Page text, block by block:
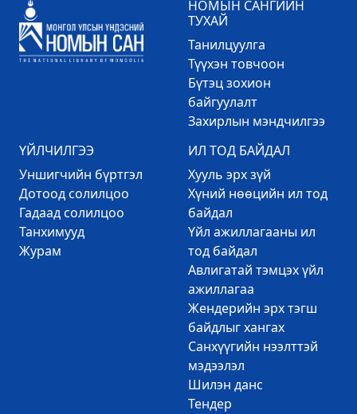
НОМЫН САНГИЙН
ТУХАЙ
Танилцуулга
Түүхэн товчоон
Бүтэц зохион
байгуулалт
Захирлын мэндчилгээ
ҮЙЛЧИЛГЭЭ
Уншигчийн бүртгэл
Дотоод солилцоо
Гадаад солилцоо
Танхимууд
Журам
ИЛ ТОД БАЙДАЛ
Хууль эрх зүй
Хүний нөөцийн ил тод
байдал
Үйл ажиллагааны ил
тод байдал
Авлигатай тэмцэх үйл
ажиллагаа
Жендерийн эрх тэгш
байдлыг хангах
Санхүүгийн нээлттэй
мэдээлэл
Шилэн данс
Тендер